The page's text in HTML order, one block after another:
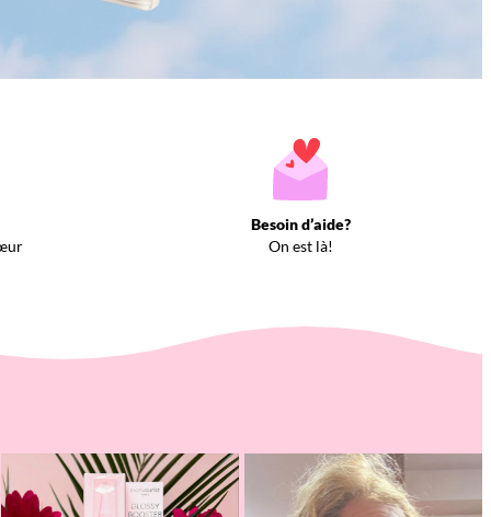
Besoin d’aide?
On est là!